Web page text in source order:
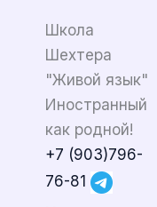
Школа
Шехтера
"Живой язык"
Иностранный
как родной!
+7 (903)796-
76-81